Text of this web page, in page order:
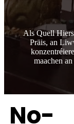
Als Quell
Präis, an
maachen
No-